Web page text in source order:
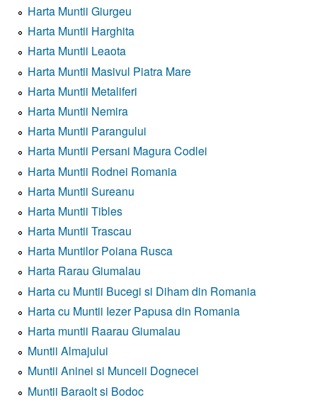
Harta Muntii Giurgeu
Harta Muntii Harghita
Harta Muntii Leaota
Harta Muntii Masivul Piatra Mare
Harta Muntii Metaliferi
Harta Muntii Nemira
Harta Muntii Parangului
Harta Muntii Persani Magura Codlei
Harta Muntii Rodnei Romania
Harta Muntii Sureanu
Harta Muntii Tibles
Harta Muntii Trascau
Harta Muntilor Poiana Rusca
Harta Rarau Giumalau
Harta cu Muntii Bucegi si Diham din Romania
Harta cu Muntii Iezer Papusa din Romania
Harta muntii Raarau Giumalau
Muntii Almajului
Muntii Aninei si Munceii Dognecei
Muntii Baraolt si Bodoc